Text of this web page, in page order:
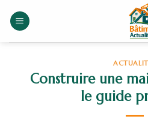
Construire une
le guide